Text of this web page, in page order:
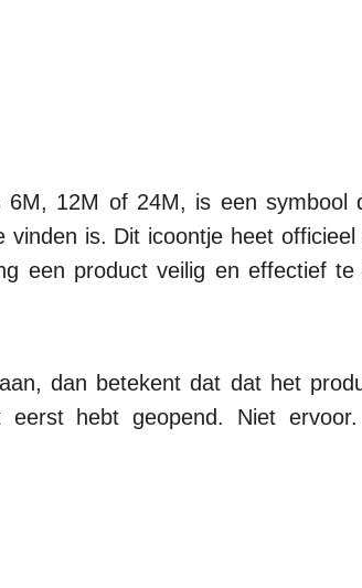
12M of 24M, is een symbool
is. Dit icoontje heet officieel
een product veilig en effectief
dan betekent dat dat het
hebt geopend. Niet